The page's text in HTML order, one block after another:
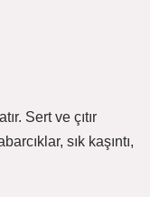
Sert ve çıtır
sık kaşıntı,